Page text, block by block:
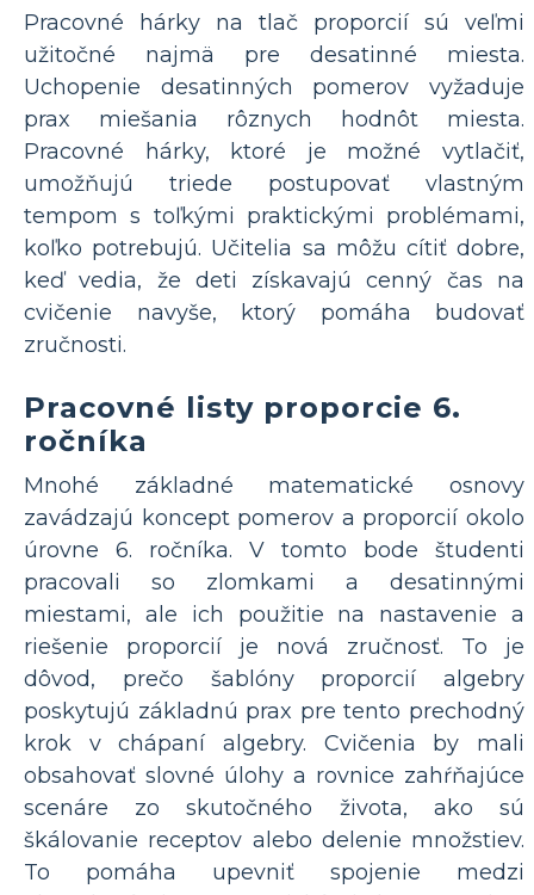
Pracovné hárky na tlač proporcií sú veľmi
užitočné najmä pre desatinné miesta.
Uchopenie desatinných pomerov vyžaduje
prax miešania rôznych hodnôt miesta.
Pracovné hárky, ktoré je možné vytlačiť,
umožňujú triede postupovať vlastným
tempom s toľkými praktickými problémami,
koľko potrebujú. Učitelia sa môžu cítiť dobre,
keď vedia, že deti získavajú cenný čas na
cvičenie navyše, ktorý pomáha budovať
zručnosti.
Pracovné listy proporcie 6.
ročníka
Mnohé základné matematické osnovy
zavádzajú koncept pomerov a proporcií okolo
úrovne 6. ročníka. V tomto bode študenti
pracovali so zlomkami a desatinnými
miestami, ale ich použitie na nastavenie a
riešenie proporcií je nová zručnosť. To je
dôvod, prečo šablóny proporcií algebry
poskytujú základnú prax pre tento prechodný
krok v chápaní algebry. Cvičenia by mali
obsahovať slovné úlohy a rovnice zahŕňajúce
scenáre zo skutočného života, ako sú
škálovanie receptov alebo delenie množstiev.
To pomáha upevniť spojenie medzi